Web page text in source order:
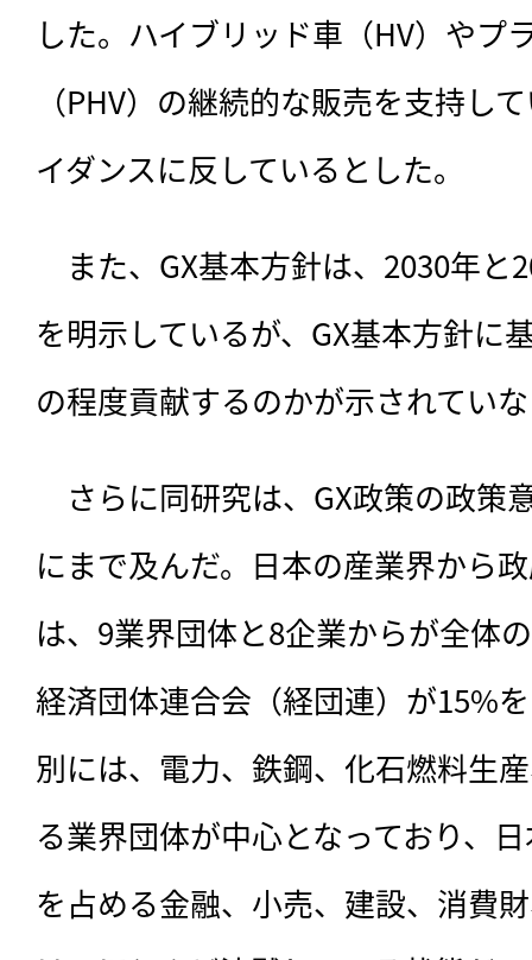
した。ハイブリッド車（HV）やプ
（PHV）の継続的な販売を支持し
イダンスに反しているとした。
また、GX基本方針は、2030年と
を明示しているが、GX基本方針に
の程度貢献するのかが示されてい
さらに同研究は、GX政策の政策
にまで及んだ。日本の産業界から
は、9業界団体と8企業からが全体
経済団体連合会（経団連）が15%
別には、電力、鉄鋼、化石燃料生
る業界団体が中心となっており、
を占める金融、小売、建設、消費